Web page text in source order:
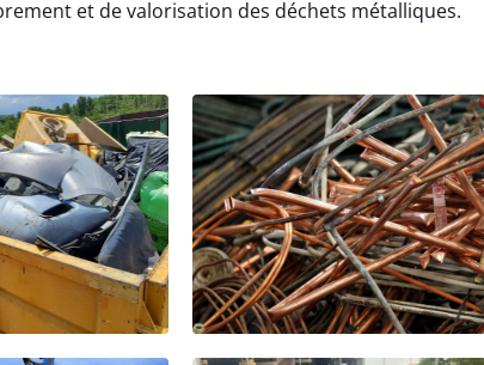
et de valorisation des déchets métalliques.